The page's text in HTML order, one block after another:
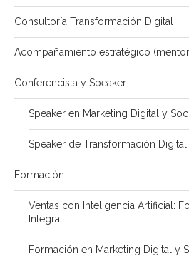
Consultoría Transformación Digital
Acompañamiento estratégico
Conferencista y Speaker
Speaker en Marketing Digital y
Speaker de Transformación Digital
Formación
Ventas con Inteligencia Artificial:
Integral
Formación en Marketing Digital y